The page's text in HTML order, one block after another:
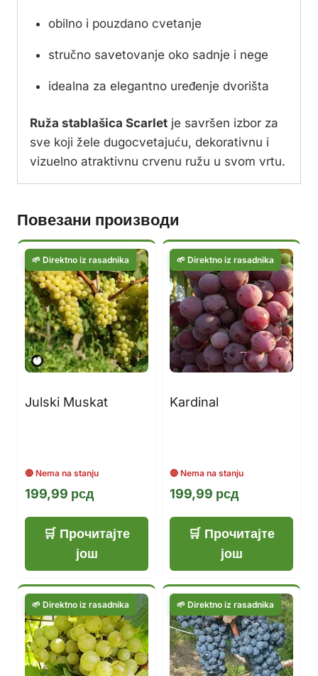
obilno i pouzdano cvetanje
stručno savetovanje oko sadnje i nege
idealna za elegantno uređenje dvorišta
Ruža stablašica Scarlet je savršen izbor za
sve koji žele dugocvetajuću, dekorativnu i
vizuelno atraktivnu crvenu ružu u svom vrtu.
Повезани производи
Julski Muskat
199,99 рсд
Прочитајте
још
Kardinal
199,99 рсд
Прочитајте
још